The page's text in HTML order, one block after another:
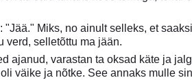
Miks, no ainult selleks, et
verd, selletõttu ma jään.
ajanud, varastan ta oksad käte ja
väike ja nõtke. See annaks mulle